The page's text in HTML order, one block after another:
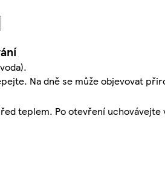
Na dně se může objevovat
teplem. Po otevření